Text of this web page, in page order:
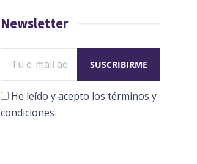
Newsletter
He leído y acepto los términos y
condiciones